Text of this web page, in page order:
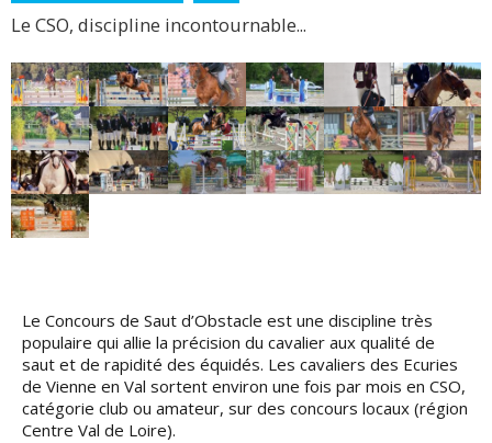
Le CSO, discipline incontournable...
Le Concours de Saut d’Obstacle est une discipline très
populaire qui allie la précision du cavalier aux qualité de
saut et de rapidité des équidés. Les cavaliers des Ecuries
de Vienne en Val sortent environ une fois par mois en CSO,
catégorie club ou amateur, sur des concours locaux (région
Centre Val de Loire).